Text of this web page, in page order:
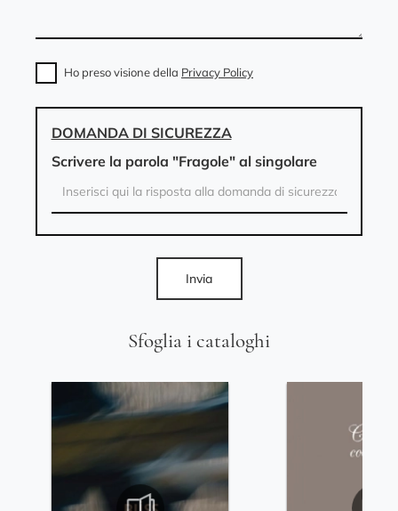
Sfoglia i cataloghi
Ho preso visione della Privacy Policy
DOMANDA DI SICUREZZA
Scrivere la parola "Fragole" al singolare
Invia